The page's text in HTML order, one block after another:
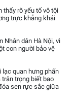
thấy rõ yếu tố vô tội
trực khẳng khái
Nhân dân Hà Nội, vì
con người bảo vệ
lạc quan hưng phấn
trọng biết bao
sen rực sắc giữa